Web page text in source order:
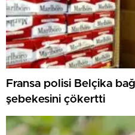
Fransa polisi Belçika
şebekesini çökertti